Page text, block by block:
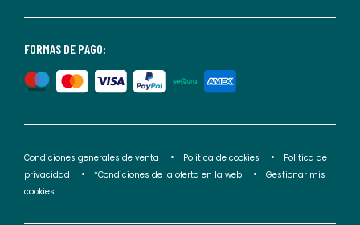
de
privacidad</2>.
FORMAS DE PAGO:
Condiciones generales de venta Politica de cookies
Politica de
privacidad
*Condiciones de la oferta en la web
Gestionar mis
cookies